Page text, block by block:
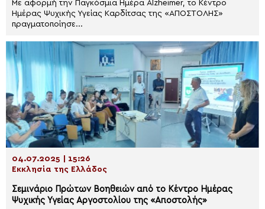
Με αφορμή την Παγκόσμια Ημέρα Alzheimer, το Κέντρο
Ημέρας Ψυχικής Υγείας Καρδίτσας της «ΑΠΟΣΤΟΛΗΣ»
πραγματοποίησε...
04.07.2025 | 15:26
Εκκλησία της Ελλάδος
Σεμινάριο Πρώτων Βοηθειών από το Κέντρο Ημέρας
Ψυχικής Υγείας Αργοστολίου της «Αποστολής»